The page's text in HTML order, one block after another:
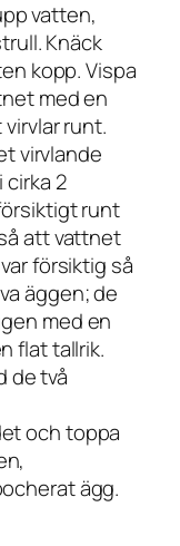
vatten,
Knäck
kopp. Vispa
med en
runt.
virvlande
2
runt
att vattnet
försiktig så
äggen; de
med en
flat tallrik.
de två
och toppa
ägg.